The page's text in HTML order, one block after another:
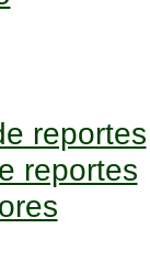
reportes
reportes